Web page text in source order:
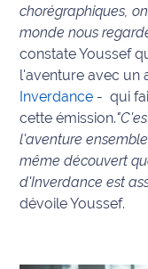
contacter
Ecouter
et voir
Maritima
sommes
nous ?
Devenir
chorégraphiques,
monde nous
constate Youssef
l'aventure avec un
Inverdance - qui
cette émission.
l'aventure
même découvert
d'Inverdance est
dévoile Youssef.